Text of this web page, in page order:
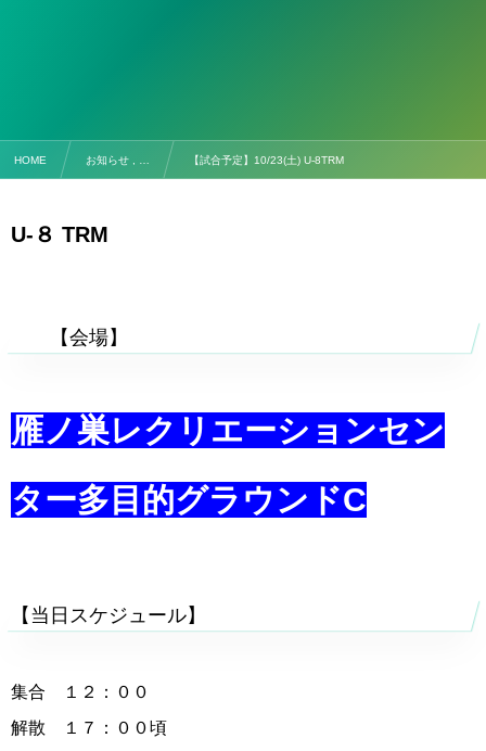
HOME お知らせ , … 【試合予定】10/23(土) U-8TRM
U-８ TRM
【会場】
雁ノ巣レクリエーションセン
ター多目的グラウンドC
【当日スケジュール】
集合 １２：００
解散 １７：００頃